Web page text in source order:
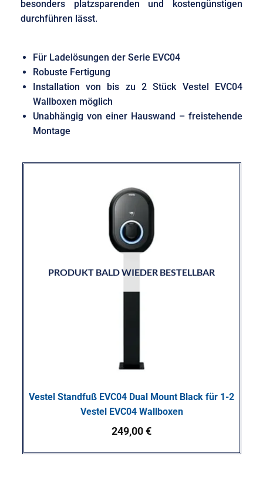
besonders platzsparenden und kostengünstigen
durchführen lässt.
Für Ladelösungen der Serie EVC04
Robuste Fertigung
Installation von bis zu 2 Stück Vestel EVC04
Wallboxen möglich
Unabhängig von einer Hauswand – freistehende
Montage
PRODUKT BALD WIEDER BESTELLBAR
Vestel Standfuß EVC04 Dual Mount Black für 1-2
Vestel EVC04 Wallboxen
249,00€